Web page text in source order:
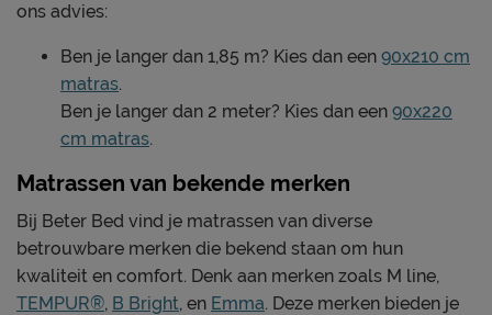
ons advies:
Ben je langer dan 1,85 m? Kies dan een 90x210 cm
matras.
Ben je langer dan 2 meter? Kies dan een 90x220
cm matras.
Matrassen van bekende merken
Bij Beter Bed vind je matrassen van diverse
betrouwbare merken die bekend staan om hun
kwaliteit en comfort. Denk aan merken zoals M line,
TEMPUR®, B Bright, en Emma. Deze merken bieden je